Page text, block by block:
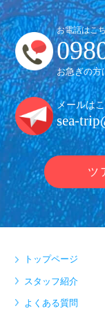
お電話はこ
お急ぎの方
メールは
sea-
ツ
トップページ
スタッフ紹介
よくある質問